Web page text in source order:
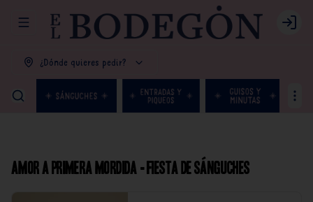
Abrir menu de navegación Login
¿Dónde quieres pedir?
Amor a primera mordida - Fiesta de Sánguches